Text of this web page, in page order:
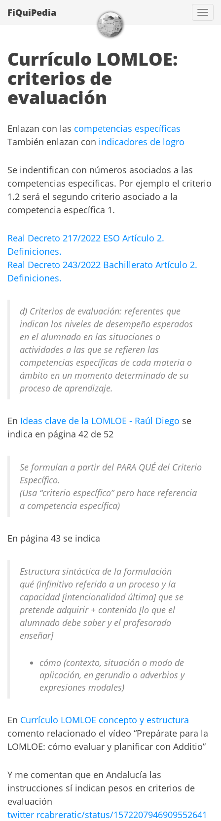
FiQuiPedia
Currículo LOMLOE:
criterios de
evaluación
Enlazan con las competencias específicas
También enlazan con indicadores de logro
Se indentifican con números asociados a las
competencias específicas. Por ejemplo el criterio
1.2 será el segundo criterio asociado a la
competencia específica 1.
Real Decreto 217/2022 ESO Artículo 2.
Definiciones.
Real Decreto 243/2022 Bachillerato Artículo 2.
Definiciones.
d) Criterios de evaluación: referentes que
indican los niveles de desempeño esperados
en el alumnado en las situaciones o
actividades a las que se refieren las
competencias específicas de cada materia o
ámbito en un momento determinado de su
proceso de aprendizaje.
En Ideas clave de la LOMLOE - Raúl Diego se
indica en página 42 de 52
Se formulan a partir del PARA QUÉ del Criterio
Específico.
(Usa “criterio específico” pero hace referencia
a competencia específica)
En página 43 se indica
Estructura sintáctica de la formulación
qué (infinitivo referido a un proceso y la
capacidad [intencionalidad última] que se
pretende adquirir + contenido [lo que el
alumnado debe saber y el profesorado
enseñar]
cómo (contexto, situación o modo de
aplicación, en gerundio o adverbios y
expresiones modales)
En Currículo LOMLOE concepto y estructura
comento relacionado el vídeo “Prepárate para la
LOMLOE: cómo evaluar y planificar con Additio”
Y me comentan que en Andalucía las
instrucciones sí indican pesos en criterios de
evaluación
twitter rcabreratic/status/1572207946909552641